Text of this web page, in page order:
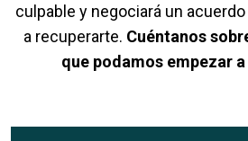
culpable y negociará un
a recuperarte. Cuéntanos
que podamos empezar